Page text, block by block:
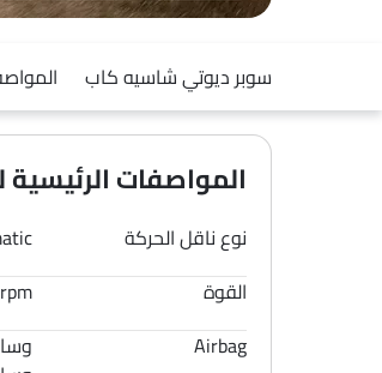
سوبر ديوتي شاسيه كاب
المواصفات الرئيسية
نوع ناقل الحركة
القوة
Airbag